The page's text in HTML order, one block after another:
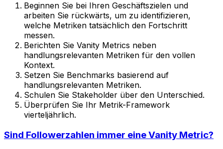
Beginnen Sie bei Ihren Geschäftszielen und
arbeiten Sie rückwärts, um zu identifizieren,
welche Metriken tatsächlich den Fortschritt
messen.
Berichten Sie Vanity Metrics neben
handlungsrelevanten Metriken für den vollen
Kontext.
Setzen Sie Benchmarks basierend auf
handlungsrelevanten Metriken.
Schulen Sie Stakeholder über den Unterschied.
Überprüfen Sie Ihr Metrik-Framework
vierteljährlich.
Sind Followerzahlen immer eine Vanity Metric?